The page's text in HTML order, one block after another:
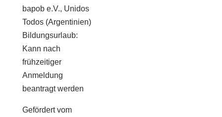
bapob e.V., Unidos
Todos (Argentinien)
Bildungsurlaub:
Kann nach
frühzeitiger
Anmeldung
beantragt werden
Gefördert vom